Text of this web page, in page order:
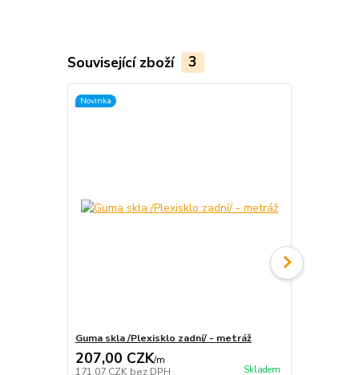
Související zboží 3
Novinka
Guma skla /Plexisklo zadní/ - metráž
207,00 CZK/m
171,07 CZK bez DPH Skladem